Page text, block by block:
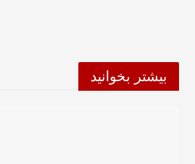
بیشتر بخوانید